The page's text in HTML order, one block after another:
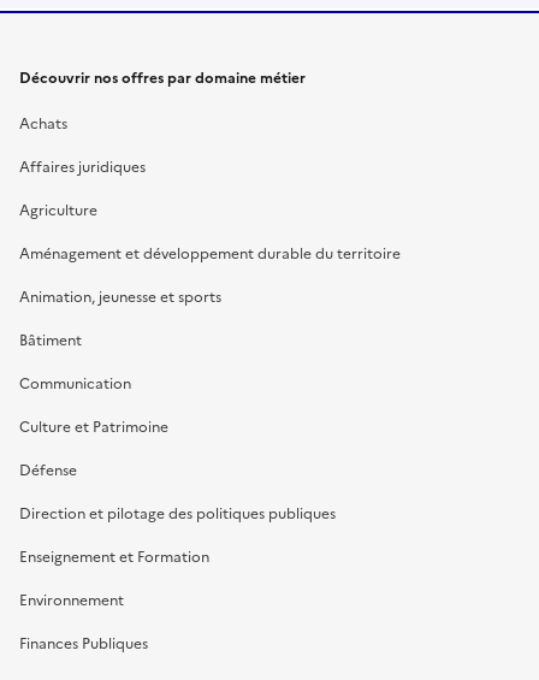
Découvrir nos offres par domaine métier
Achats
Affaires juridiques
Agriculture
Aménagement et développement durable du territoire
Animation, jeunesse et sports
Bâtiment
Communication
Culture et Patrimoine
Défense
Direction et pilotage des politiques publiques
Enseignement et Formation
Environnement
Finances Publiques